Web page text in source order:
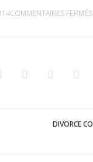
COMMENTAIRES FERMÉS
DIVORCE